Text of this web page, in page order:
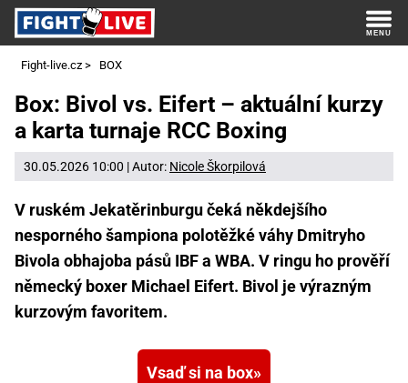
Fight-live.cz > BOX
Box: Bivol vs. Eifert – aktuální kurzy
a karta turnaje RCC Boxing
30.05.2026 10:00 | Autor: Nicole Škorpilová
V ruském Jekatěrinburgu čeká někdejšího
nesporného šampiona polotěžké váhy Dmitryho
Bivola obhajoba pásů IBF a WBA. V ringu ho prověří
německý boxer Michael Eifert. Bivol je výrazným
kurzovým favoritem.
Vsaď si na box